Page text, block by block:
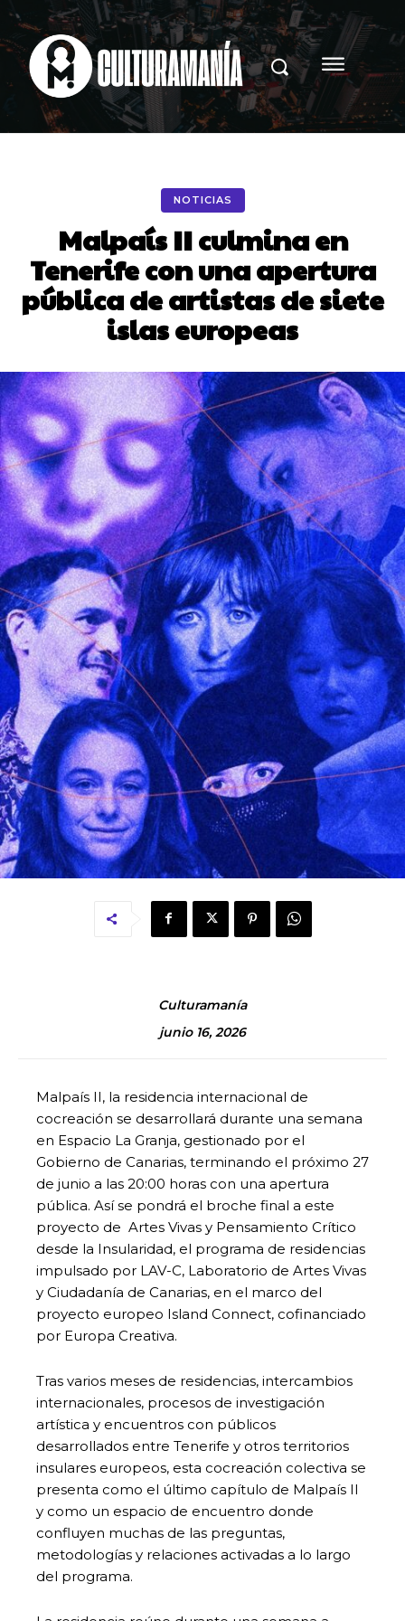
NOTICIAS
Malpaís II culmina en
Tenerife con una apertura
pública de artistas de siete
islas europeas
Culturamanía
junio 16, 2026
Malpaís II, la residencia internacional de
cocreación se desarrollará durante una semana
en Espacio La Granja, gestionado por el
Gobierno de Canarias, terminando el próximo 27
de junio a las 20:00 horas con una apertura
pública. Así se pondrá el broche final a este
proyecto de Artes Vivas y Pensamiento Crítico
desde la Insularidad, el programa de residencias
impulsado por LAV-C, Laboratorio de Artes Vivas
y Ciudadanía de Canarias, en el marco del
proyecto europeo Island Connect, cofinanciado
por Europa Creativa.
Tras varios meses de residencias, intercambios
internacionales, procesos de investigación
artística y encuentros con públicos
desarrollados entre Tenerife y otros territorios
insulares europeos, esta cocreación colectiva se
presenta como el último capítulo de Malpaís II
y como un espacio de encuentro donde
confluyen muchas de las preguntas,
metodologías y relaciones activadas a lo largo
del programa.